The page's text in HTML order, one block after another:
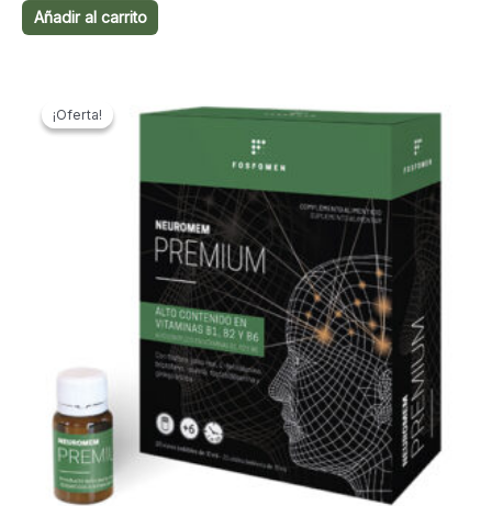
original
era:
actual
es:
Añadir al carrito
¡Oferta!
¡Oferta!